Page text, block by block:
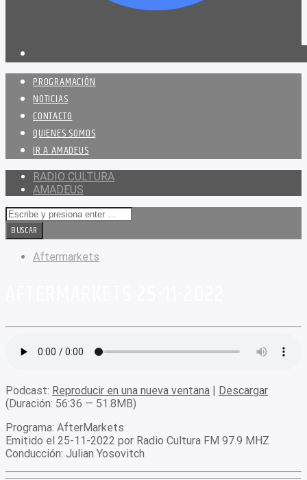
PROGRAMACIÓN
NOTICIAS
CONTACTO
QUIENES SOMOS
IR A AMADEUS
RADIO CULTURA
AMADEUS
Aftermarkets
Podcast: Reproducir en una nueva ventana | Descargar
(Duración: 56:36 — 51.8MB)
Programa: AfterMarkets
Emitido el 25-11-2022 por Radio Cultura FM 97.9 MHZ
Conducción: Julian Yosovitch